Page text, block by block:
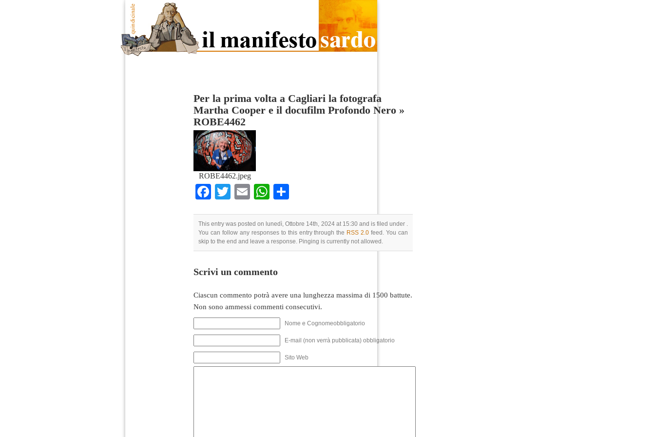
Per la prima volta a Cagliari la fotografa
Martha Cooper e il docufilm Profondo Nero »
ROBE4462
ROBE4462.jpeg
Facebook
TwitterEmailWhatsApp
This entry was posted on lunedì, Ottobre 14th, 2024 at 15:30 and is filed under .
You can follow any responses to this entry through the RSS 2.0 feed. You can
skip to the end and leave a response. Pinging is currently not allowed.
Scrivi un commento
Ciascun commento potrà avere una lunghezza massima di 1500 battute.
Non sono ammessi commenti consecutivi.
Nome e Cognomeobbligatorio
E-mail (non verrà pubblicata) obbligatorio
Sito Web